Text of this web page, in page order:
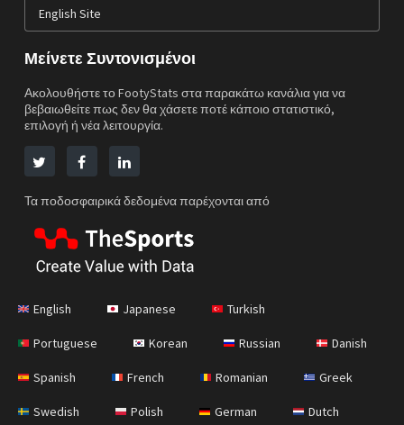
English Site
Μείνετε Συντονισμένοι
Ακολουθήστε το FootyStats στα παρακάτω κανάλια για να
βεβαιωθείτε πως δεν θα χάσετε ποτέ κάποιο στατιστικό,
επιλογή ή νέα λειτουργία.
Τα ποδοσφαιρικά δεδομένα παρέχονται από
English Japanese Turkish
Portuguese Korean Russian Danish
Spanish French Romanian Greek
Swedish Polish German Dutch